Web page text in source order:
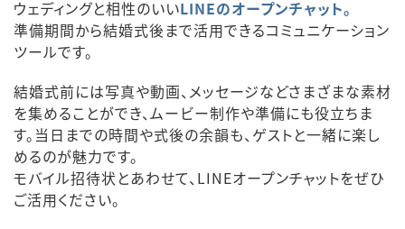
ウェディングと相性のいいLINEのオープンチャット。
準備期間から結婚式後まで活用できるコミュニケーション
ツールです。
結婚式前には写真や動画、メッセージなどさまざまな素材
を集めることができ、ムービー制作や準備にも役立ちま
す。当日までの時間や式後の余韻も、ゲストと一緒に楽し
めるのが魅力です。
モバイル招待状とあわせて、LINEオープンチャットをぜひ
ご活用ください。